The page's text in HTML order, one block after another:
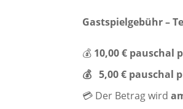
Gastspielgebühr –
💰 10,00 € pauschal
💰 5,00 € pauschal
💳 Der Betrag wird